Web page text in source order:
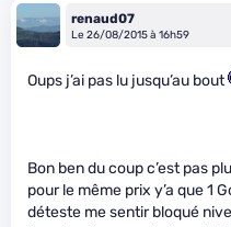
renaud07
Le 26/08/2015 à 16h59
Oups j’ai pas lu jusqu’au bout
Bon ben du coup c’est pas
pour le même prix y’a que 1
déteste me sentir bloqué